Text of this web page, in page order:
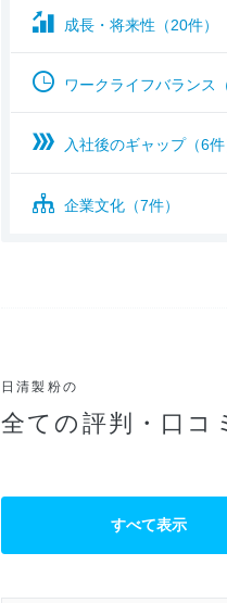
成長・将来性（20件）
ワークライフバランス
入社後のギャップ（6件
企業文化（7件）
日清製粉の
全ての評判・口コ
すべて表示